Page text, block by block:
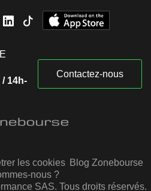
14h-
Contactez-nous
les cookies Blog Zonebourse
nous ?
SAS. Tous droits réservés.